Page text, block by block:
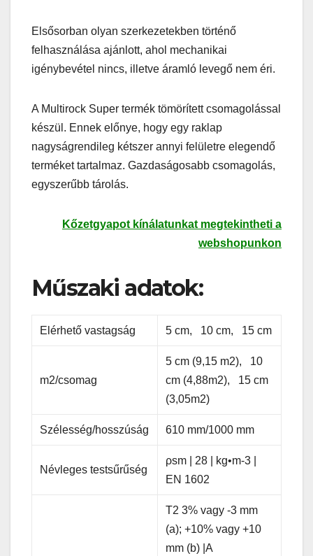
Elsősorban olyan szerkezetekben történő
felhasználása ajánlott, ahol mechanikai
igénybevétel nincs, illetve áramló levegő nem éri.
A Multirock Super termék tömörített csomagolással
készül. Ennek előnye, hogy egy raklap
nagyságrendileg kétszer annyi felületre elegendő
terméket tartalmaz. Gazdaságosabb csomagolás,
egyszerűbb tárolás.
Kőzetgyapot kínálatunkat megtekintheti a
webshopunkon
Műszaki adatok:
Elérhető vastagság 5 cm, 10 cm, 15 cm
m2/csomag
5 cm (9,15 m2), 10
cm (4,88m2), 15 cm
(3,05m2)
Szélesség/hosszúság 610 mm/1000 mm
Névleges testsűrűség
ρsm | 28 | kg•m-3 |
EN 1602
T2 3% vagy -3 mm
(a); +10% vagy +10
mm (b) |A